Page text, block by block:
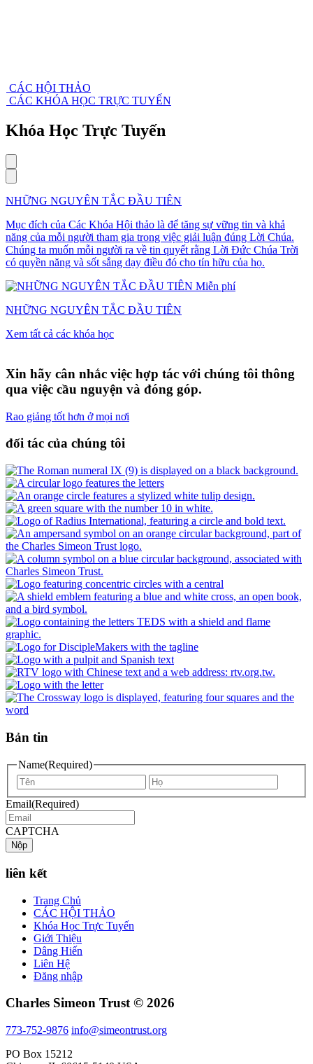
CÁC HỘI THẢO
CÁC KHÓA HỌC TRỰC TUYẾN
Khóa Học Trực Tuyến
NHỮNG NGUYÊN TẮC ĐẦU TIÊN
Mục đích của Các Khóa Hội thảo là để tăng sự vững tin và khả
năng của mỗi người tham gia trong việc giải luận đúng Lời Chúa.
Chúng ta muốn mỗi người ra về tin quyết rằng Lời Đức Chúa Trời
có quyền năng và sốt sắng dạy điều đó cho tín hữu của họ.
Miễn phí
NHỮNG NGUYÊN TẮC ĐẦU TIÊN
Xem tất cả các khóa học
Xin hãy cân nhắc việc hợp tác với chúng tôi thông
qua việc cầu nguyện và đóng góp.
Rao giảng tốt hơn ở mọi nơi
đối tác của chúng tôi
Bản tin
Name(Required)
First
name
name
Email(Required)
CAPTCHA
liên kết
Trang Chủ
CÁC HỘI THẢO
Khóa Học Trực Tuyến
Giới Thiệu
Dâng Hiến
Liên Hệ
Đăng nhập
Charles Simeon Trust © 2026
773-752-9876 info@simeontrust.org
PO Box 15212